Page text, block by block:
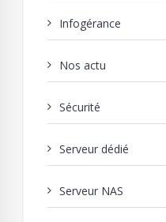
Infogérance
Nos actu
Sécurité
Serveur dédié
Serveur NAS